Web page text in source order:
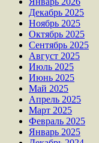
Декабрь 2025
Ноябрь 2025
Октябрь 2025
Сентябрь 2025
Август 2025
Июль 2025
Июнь 2025
Май 2025
Апрель 2025
Март 2025
Февраль 2025
Январь 2025